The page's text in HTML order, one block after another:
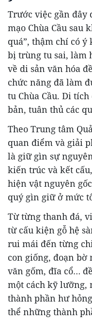
Trước việc gần đây
mạo Chùa Cầu sau
quá”, thậm chí có ý
bị trùng tu sai, làm
về di sản văn hóa
chức năng đã làm
tu Chùa Cầu. Di
bản, tuân thủ các
Theo Trung tâm
quan điểm và giải
là giữ gìn sự
kiến trúc và kết
hiện vật nguyên
quý gìn giữ ở mức
Từ từng thanh đá,
từ cấu kiện gỗ hệ
rui mái đến từng
con giống, đoạn
văn gốm, đĩa cổ…
một cách kỹ lưỡng,
thành phần hư
thể những thành